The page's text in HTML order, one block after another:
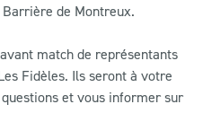
de Montreux.
match de représentants
Fidèles. Ils seront à votre
et vous informer sur